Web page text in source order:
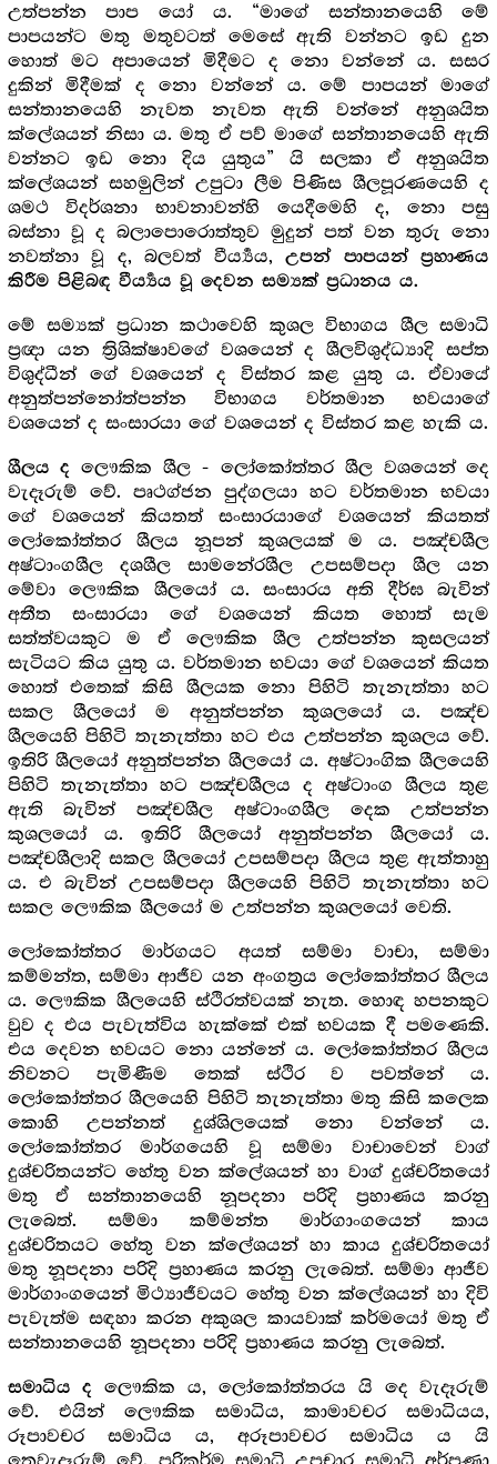
උත්පන්න පාප යෝ ය. “මාගේ සන්තානයෙහි මේ
පාපයන්ට මතු මතුවටත් මෙසේ ඇති වන්නට ඉඩ දුන
හොත් මට අපායෙන් මිදීමට ද නො වන්නේ ය. සසර
දුකින් මිදීමක් ද නො වන්නේ ය. මේ පාපයන් මාගේ
සන්තානයෙහි නැවත නැවත ඇති වන්නේ අනුශයිත
ක්ලේශයන් නිසා ය. මතු ඒ පව් මාගේ සන්තානයෙහි ඇති
වන්නට ඉඩ නො දිය යුතුය” යි සලකා ඒ අනුශයිත
ක්ලේශයන් සහමුලින් උපුටා ලීම පිණිස ශීලපූරණයෙහි ද
ශමථ විදර්ශනා භාවනාවන්හි යෙදීමෙහි ද, නො පසු
බස්නා වූ ද බලාපොරොත්තුව මුදුන් පත් වන තුරු නො
නවත්නා වූ ද, බලවත් වීර්‍ය්‍යය,උපන් පාපයන් ප්‍ර‍හාණය
කිරීම පිළිබඳ වීර්‍ය්‍යය වූ දෙවන සම්‍යක් ප්‍ර‍ධානය ය.
මේ සම්‍යක් ප්‍ර‍ධාන කථාවෙහි කුශල විභාගය ශීල සමාධි
ප්‍ර‍ඥා යන ත්‍රිශික්ෂාවගේ වශයෙන් ද ශීලවිශුද්ධ්‍යාදි සප්ත
විශුද්ධීන් ගේ වශයෙන් ද විස්තර කළ යුතු ය. ඒවායේ
අනුත්පන්නෝත්පන්න විභාගය වර්තමාන භවයාගේ
වශයෙන් ද සංසාරයා ගේ වශයෙන් ද විස්තර කළ හැකි ය.
ශීලය ද
ලෞකික ශීල - ලෝකෝත්තර ශීල වශයෙන් දෙ
වැදෑරුම් වේ. පෘථග්ජන පුද්ගලයා හට වර්තමාන භවයා
ගේ වශයෙන් කියතත් සංසාරයාගේ වශයෙන් කියතත්
ලෝකෝත්තර ශීලය නූපන් කුශලයක් ම ය. පඤ්චශීල
අෂ්ටාංගශීල දශශීල සාමනේරශීල උපසම්පදා ශීල යන
මේවා ලෞකික ශීලයෝ ය. සංසාරය අති දීර්ඝ බැවින්
අතීත සංසාරයා ගේ වශයෙන් කියත හොත් සැම
සත්ත්වයකුට ම ඒ ලෞකික ශීල උත්පන්න කුසලයන්
සැටියට කිය යුතු ය. වර්තමාන භවයා ගේ වශයෙන් කියත
හොත් එතෙක් කිසි ශීලයක නො පිහිටි තැනැත්තා හට
සකල ශීලයෝ ම අනුත්පන්න කුශලයෝ ය. පඤ්ච
ශීලයෙහි පිහිටි තැනැත්තා හට එය උත්පන්න කුශලය වේ.
ඉතිරි ශීලයෝ අනුත්පන්න ශීලයෝ ය. අෂ්ටාංගික ශීලයෙහි
පිහිටි තැනැත්තා හට පඤ්චශීලය ද අෂ්ටාංග ශීලය තුළ
ඇති බැවින් පඤ්චශීල අෂ්ටාංගශීල දෙක උත්පන්න
කුශලයෝ ය. ඉතිරි ශීලයෝ අනුත්පන්න ශීලයෝ ය.
පඤ්චශීලාදි සකල ශීලයෝ උපසම්පදා ශීලය තුළ ඇත්තාහු
ය. එ බැවින් උපසම්පදා ශීලයෙහි පිහිටි තැනැත්තා හට
සකල ලෞකික ශීලයෝ ම උත්පන්න කුශලයෝ වෙති.
ලෝකෝත්තර මාර්ගයට අයත් සම්මා වාචා, සම්මා
කම්මන්ත, සම්මා ආජීව යන අංගත්‍ර‍ය ලෝකෝත්තර ශීලය
ය. ලෞකික ශීලයෙහි ස්ථිරත්වයක් නැත. හොඳ හපනකුට
වුව ද එය පැවැත්විය හැක්කේ එක් භවයක දී පමණෙකි.
එය දෙවන භවයට නො යන්නේ ය. ලෝකෝත්තර ශීලය
නිවනට පැමිණීම තෙක් ස්ථිර ව පවත්නේ ය.
ලෝකෝත්තර ශීලයෙහි පිහිටි තැනැත්තා මතු කිසි කලෙක
කොහි උපන්නත් දුශ්ශිලයෙක් නො වන්නේ ය.
ලෝකෝත්තර මාර්ගයෙහි වූ සම්මා වාචාවෙන් වාග්
දුශ්චරිතයන්ට හේතු වන ක්ලේශයන් හා වාග් දුශ්චරිතයෝ
මතු ඒ සන්තානයෙහි නූපදනා පරිදි ප්‍ර‍හාණය කරනු
ලැබෙත්. සම්මා කම්මන්ත මාර්ගාංගයෙන් කාය
දුශ්චරිතයට හේතු වන ක්ලේශයන් හා කාය දුශ්චරිතයෝ
මතු නූපදනා පරිදි ප්‍ර‍හාණය කරනු ලැබෙත්. සම්මා ආජීව
මාර්ගාංගයෙන් මිථ්‍යාජීවයට හේතු වන ක්ලේශයන් හා දිවි
පැවැත්ම සඳහා කරන අකුශල කායවාක් කර්මයෝ මතු ඒ
සන්තානයෙහි නූපදනා පරිදි ප්‍ර‍හාණය කරනු ලැබෙත්.
සමාධිය ද
ලෞකික ය, ලෝකෝත්තරය යි දෙ වැදෑරුම්
වේ. එයින් ලෞකික සමාධිය, කාමාවචර සමාධියය,
රූපාවචර සමාධිය ය, අරූපාවචර සමාධිය ය යි